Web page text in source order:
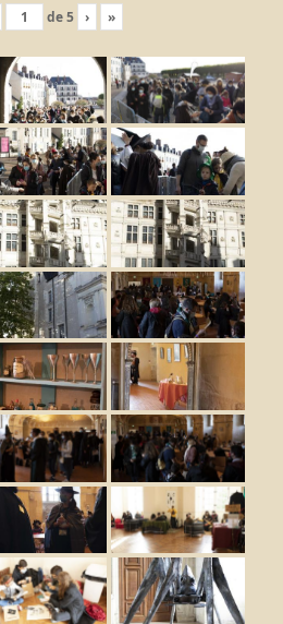
de5 › »